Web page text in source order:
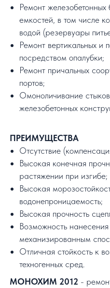
Ремонт
емкостей, в том числе
водой (резервуары
Ремонт вертикальных и
посредством опалубки;
Ремонт причальных
портов;
Омоноличивание
железобетонных
ПРЕИМУЩЕСТВА
Отсутствие
Высокая конечная
растяжении при изгибе;
Высокая
водонепроницаемость;
Высокая прочность
Возможность
механизированным
Отличная стойкость к
техногенных сред.
МОНОХИМ 2012 -